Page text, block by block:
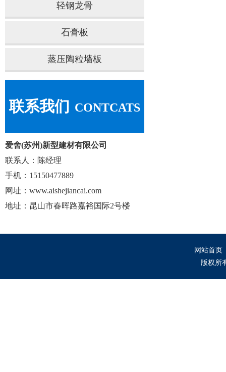
轻钢龙骨
石膏板
蒸压陶粒墙板
联系我们 CONTCATS
爱舍(苏州)新型建材有限公司
联系人：陈经理
手机：15150477889
网址：www.aishejiancai.com
地址：昆山市春晖路嘉裕国际2号楼
网站首页
版权所